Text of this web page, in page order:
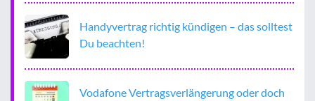
Handyvertrag richtig kündigen – das solltest
Du beachten!
Vodafone Vertragsverlängerung oder doch